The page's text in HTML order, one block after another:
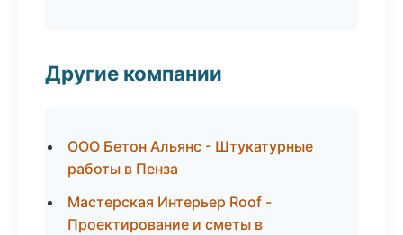
Другие компании
ООО Бетон Альянс - Штукатурные
работы в Пенза
Мастерская Интерьер Roof -
Проектирование и сметы в